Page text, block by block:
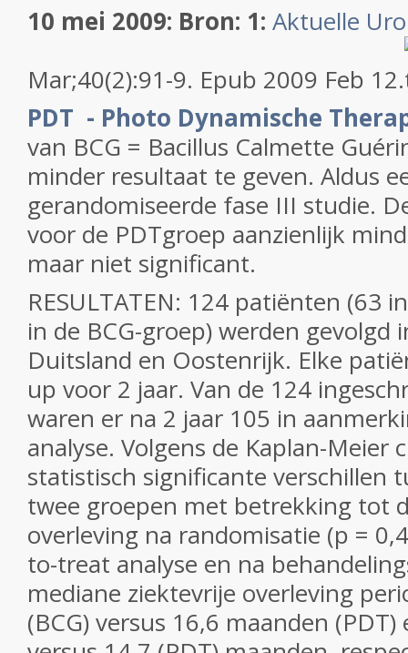
10 mei 2009: Bron: 1: Aktuelle
Mar;40(2):91-9. Epub 2009 Feb 12.
PDT - Photo Dynamische
van BCG = Bacillus Calmette
minder resultaat te geven. Aldus
gerandomiseerde fase III studie.
voor de PDTgroep aanzienlijk
maar niet significant.
RESULTATEN: 124 patiënten (63
in de BCG-groep) werden gevolgd
Duitsland en Oostenrijk. Elke
up voor 2 jaar. Van de 124
waren er na 2 jaar 105 in
analyse. Volgens de Kaplan-Meier
statistisch significante verschillen
twee groepen met betrekking tot
overleving na randomisatie (p =
to-treat analyse en na
mediane ziektevrije overleving
(BCG) versus 16,6 maanden (PDT)